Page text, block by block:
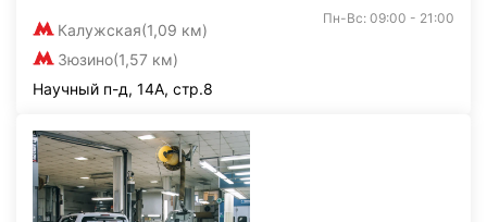
Калужская(1,09 км)
Зюзино(1,57 км)
Пн-Вс: 09:00 - 21:00
Научный п-д, 14А, стр.8